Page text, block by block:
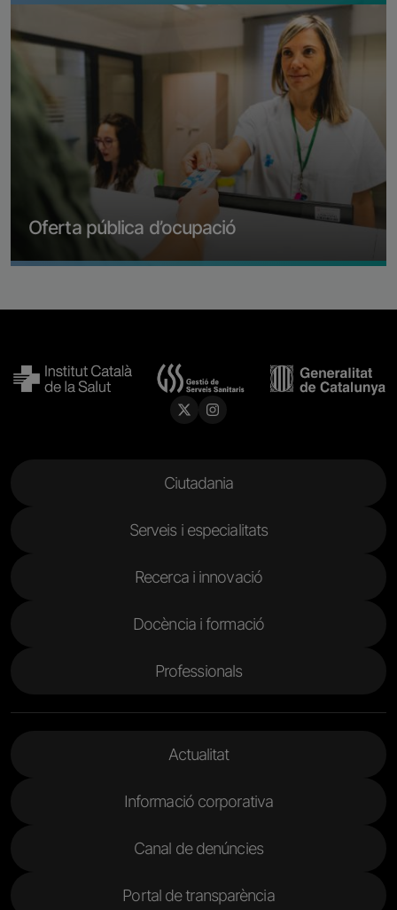
Oferta pública d’ocupació
Ciutadania
Serveis i especialitats
Recerca i innovació
Docència i formació
Professionals
Actualitat
Informació corporativa
Canal de denúncies
Portal de transparència